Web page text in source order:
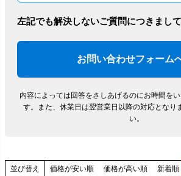
左記でも解決しないご質問につきまし
お問い合わせフォーム
内容によっては回答をさしあげるのにお時間を
す。
また、休業日は翌営業日以降の対応となり
い。
並び替え 価格が安い順 価格が高い順 新着順